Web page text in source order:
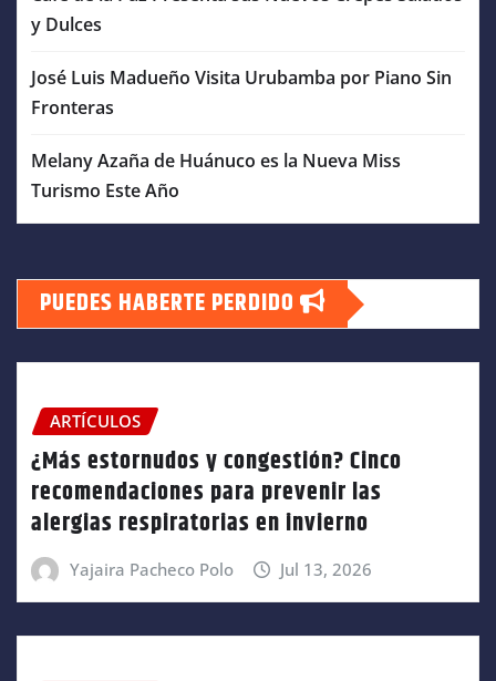
y Dulces
José Luis Madueño Visita Urubamba por Piano Sin
Fronteras
Melany Azaña de Huánuco es la Nueva Miss
Turismo Este Año
PUEDES HABERTE PERDIDO
ARTÍCULOS
¿Más estornudos y congestión? Cinco
recomendaciones para prevenir las
alergias respiratorias en invierno
Yajaira Pacheco Polo Jul 13, 2026